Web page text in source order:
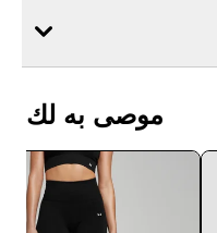
موصى به لك